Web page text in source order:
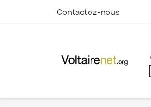
Contactez-nous